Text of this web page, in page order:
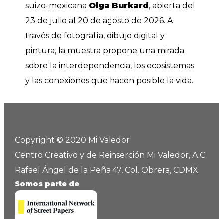
suizo-mexicana Olga Burkard, abierta del
23 de julio al 20 de agosto de 2026. A
través de fotografía, dibujo digital y
pintura, la muestra propone una mirada
sobre la interdependencia, los ecosistemas
y las conexiones que hacen posible la vida.
Copyright © 2020 Mi Valedor
Centro Creativo y de Reinserción Mi Valedor, A.C.
Rafael Ángel de la Peña 47, Col. Obrera, CDMX
Somos parte de